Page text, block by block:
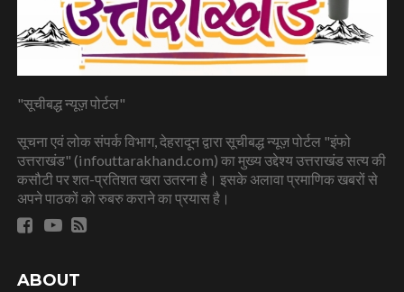
"सूचीबद्ध न्यूज़ पोर्टल"
सूचना एवं लोक संपर्क विभाग, देहरादून द्वारा सूचीबद्ध न्यूज़ पोर्टल "इंफो
उत्तराखंड" (infouttarakhand.com) का मुख्य उद्देश्य उत्तराखंड सत्य की
कसौटी पर शत-प्रतिशत खरा उतरना है। इसके अलावा प्रमाणिक खबरों से
अपने पाठकों को रुबरु कराने का प्रयास है।
ABOUT